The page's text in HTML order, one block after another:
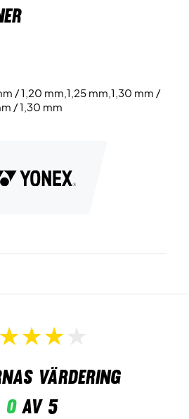
/ 1,20 mm,1,25 mm,1,30 mm /
/ 1,30 mm
värdering
0av 5